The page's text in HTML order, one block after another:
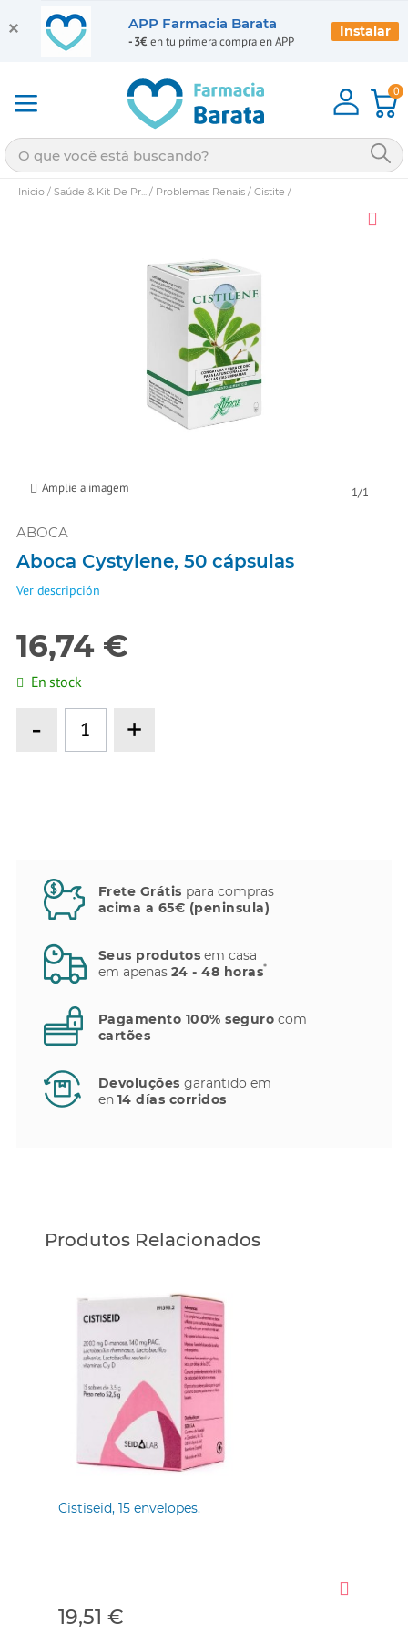
0
Inicio / Saúde & Kit De Pr... / Problemas Renais / Cistite /
1/1
Amplie a imagem
ABOCA
Aboca Cystylene, 50 cápsulas
Ver descripción
16,74 €
En stock
- +
Frete Grátis para compras
acima a 65€ (peninsula)
Seus produtos em casa
em apenas 24 - 48 horas*
Pagamento 100% seguro com
cartões
Devoluções garantido em
en 14 días corridos
Produtos Relacionados
Cistiseid, 15 envelopes.
19,51 €
APP Farmacia Barata
-3€ en tu primera compra en APP
Instalar